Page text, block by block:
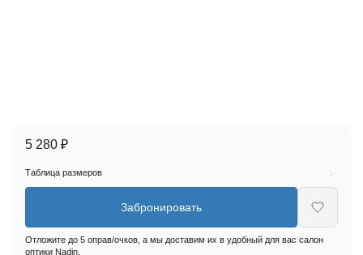
5 280 ₽
Таблица размеров
Забронировать
Отложите до 5 оправ/очков, а мы доставим их в удобный для вас салон
оптики Nadin.